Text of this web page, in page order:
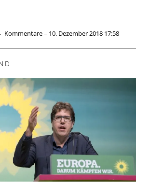
Kommentare – 10. Dezember 2018 17:58